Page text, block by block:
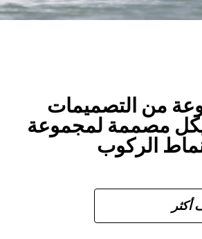
من التصميمات
مصممة لمجموعة
الركوب
أكثر